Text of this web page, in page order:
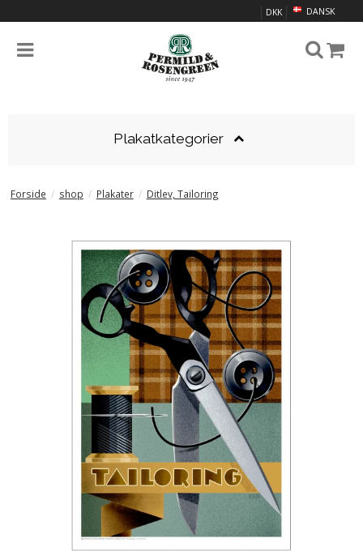
DANSK
DKK
Plakatkategorier
Forside / shop / Plakater / Ditlev, Tailoring